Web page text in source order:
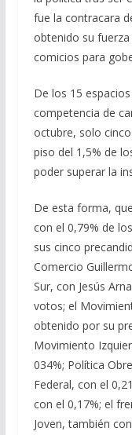
fue la contracara
obtenido su
comicios para
De los 15
competencia de
octubre, solo
piso del 1,5% de
poder superar la
De esta forma,
con el 0,79% de
sus cinco
Comercio
Sur, con Jesús
votos; el
obtenido por su
Movimiento
034%; Política
Federal, con el
con el 0,17%; el
Joven, también